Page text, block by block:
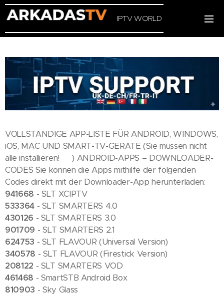
IPTV WORLD
VOLLSTÄNDIGE APP-LISTE FÜR ANDROID, WINDOWS,
iOS, MAC UND SMART-TV-GERÄTE (Sie müssen nicht
alle installieren! 😄) ANDROID-APPS – DOWNLOADER-
CODES Sie können die Apps mithilfe der folgenden
Codes direkt mit der Downloader-App herunterladen:
941668 - SLT XCIPTV
533364 - SLT SMARTERS 4.0
430126 - SLT SMARTERS 3.0
901709 - SLT SMARTERS 2.1
624753 - SLT FLAVOUR (Universal Version)
340578 - SLT FLAVOUR (Firestick Version)
208122 - SLT SMARTERS VOD
461468 - SmartSTB Android Box
810903 - Sky Glass